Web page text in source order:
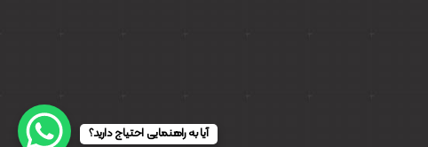
آیا به راهنمایی احتیاج دارید؟